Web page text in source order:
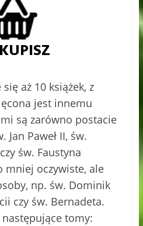
aż 10 książek, z
jest innemu
są zarówno postacie
Jan Paweł II, św.
św. Faustyna
mniej oczywiste, ale
np. św. Dominik
czy św. Bernadeta.
następujące tomy: